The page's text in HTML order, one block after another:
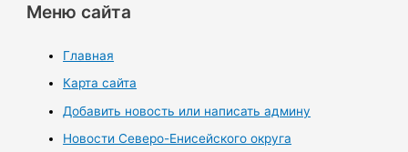
Меню сайта
Главная
Карта сайта
Добавить новость или написать админу
Новости Северо-Енисейского округа